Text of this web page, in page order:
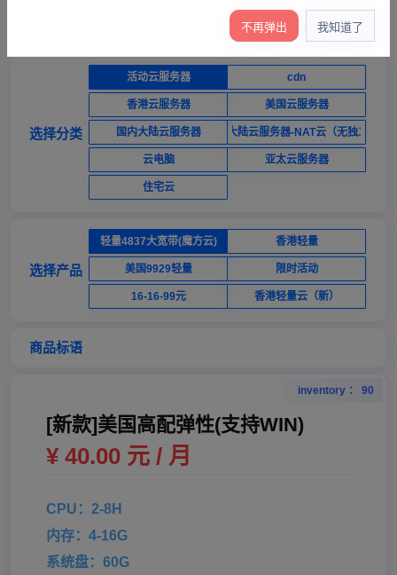
不再弹出 我知道了
选择分类
活动云服务器 cdn
香港云服务器 美国云服务器
国内大陆云服务器 国内大陆云服务器-NAT云（无独立ip）
云电脑 亚太云服务器
住宅云
选择产品
轻量4837大宽带(魔方云) 香港轻量
美国9929轻量 限时活动
16-16-99元 香港轻量云（新）
商品标语
inventory ： 90
[新款]美国高配弹性(支持WIN)
¥ 40.00 元 / 月
CPU：2-8H
内存：4-16G
系统盘：60G